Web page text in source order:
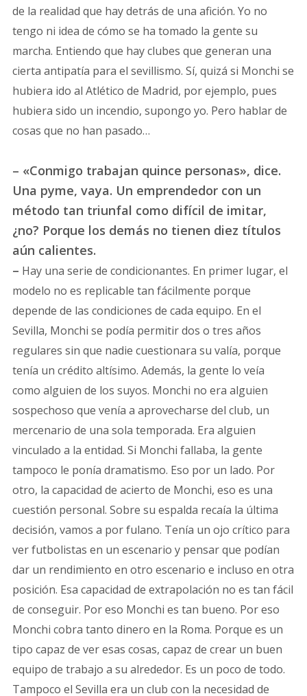
de la realidad que hay detrás de una afición. Yo no
tengo ni idea de cómo se ha tomado la gente su
marcha. Entiendo que hay clubes que generan una
cierta antipatía para el sevillismo. Sí, quizá si Monchi se
hubiera ido al Atlético de Madrid, por ejemplo, pues
hubiera sido un incendio, supongo yo. Pero hablar de
cosas que no han pasado…
– «Conmigo trabajan quince personas», dice.
Una pyme, vaya. Un emprendedor con un
método tan triunfal como difícil de imitar,
¿no? Porque los demás no tienen diez títulos
aún calientes.
– Hay una serie de condicionantes. En primer lugar, el
modelo no es replicable tan fácilmente porque
depende de las condiciones de cada equipo. En el
Sevilla, Monchi se podía permitir dos o tres años
regulares sin que nadie cuestionara su valía, porque
tenía un crédito altísimo. Además, la gente lo veía
como alguien de los suyos. Monchi no era alguien
sospechoso que venía a aprovecharse del club, un
mercenario de una sola temporada. Era alguien
vinculado a la entidad. Si Monchi fallaba, la gente
tampoco le ponía dramatismo. Eso por un lado. Por
otro, la capacidad de acierto de Monchi, eso es una
cuestión personal. Sobre su espalda recaía la última
decisión, vamos a por fulano. Tenía un ojo crítico para
ver futbolistas en un escenario y pensar que podían
dar un rendimiento en otro escenario e incluso en otra
posición. Esa capacidad de extrapolación no es tan fácil
de conseguir. Por eso Monchi es tan bueno. Por eso
Monchi cobra tanto dinero en la Roma. Porque es un
tipo capaz de ver esas cosas, capaz de crear un buen
equipo de trabajo a su alrededor. Es un poco de todo.
Tampoco el Sevilla era un club con la necesidad de